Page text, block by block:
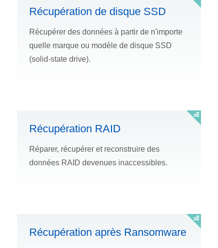
Récupération de disque SSD
Récupérer des données à partir de n'importe
quelle marque ou modèle de disque SSD
(solid-state drive).
Récupération RAID
Réparer, récupérer et reconstruire des
données RAID devenues inaccessibles.
Récupération après Ransomware